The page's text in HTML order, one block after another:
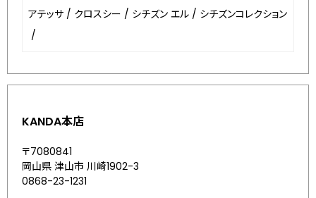
アテッサ / クロスシー / シチズン エル / シチズンコレクション
/
KANDA本店
〒7080841
岡山県 津山市 川崎1902-3
0868-23-1231